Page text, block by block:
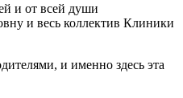
и от всей души
и весь коллектив Клиники
и именно здесь эта